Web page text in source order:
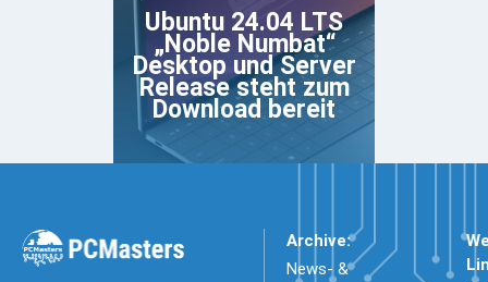
Ubuntu 24.04 LTS
„Noble Numbat“
Desktop und Server
Release steht zum
Download bereit
Archive:
News- &